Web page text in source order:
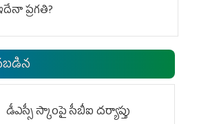
ప్రగతి?
డీఎస్సీ స్కాంపై సీబీఐ దర్యాప్తు